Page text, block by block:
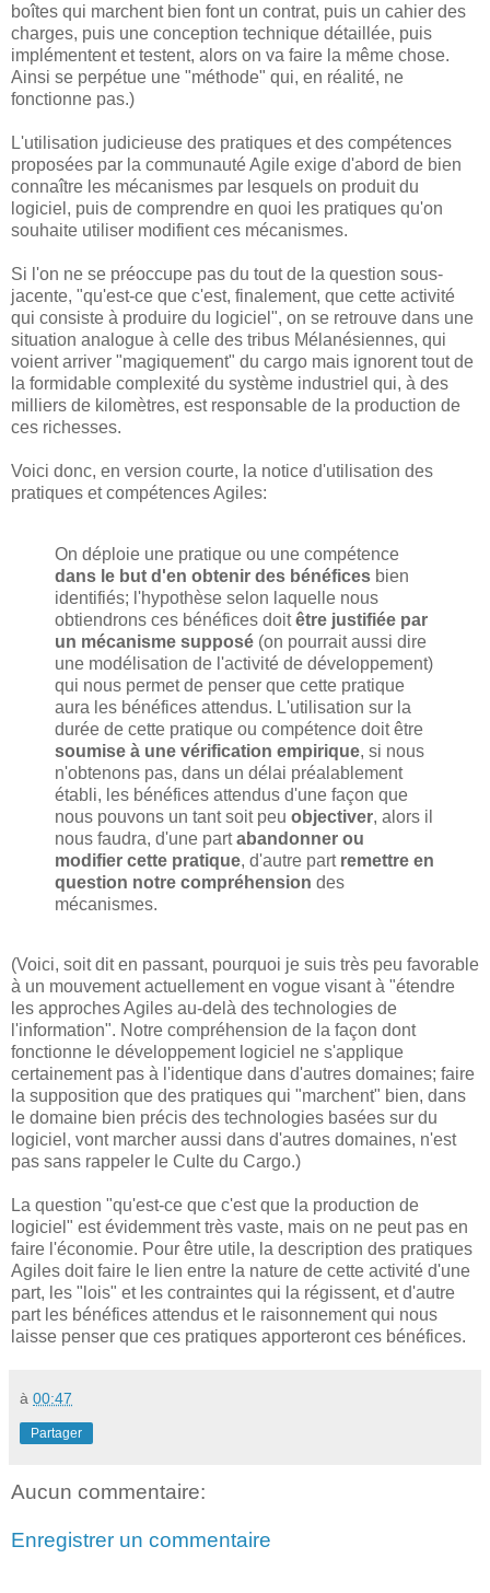
boîtes qui marchent bien font un contrat, puis un cahier des
charges, puis une conception technique détaillée, puis
implémentent et testent, alors on va faire la même chose.
Ainsi se perpétue une "méthode" qui, en réalité, ne
fonctionne pas.)
L'utilisation judicieuse des pratiques et des compétences
proposées par la communauté Agile exige d'abord de bien
connaître les mécanismes par lesquels on produit du
logiciel, puis de comprendre en quoi les pratiques qu'on
souhaite utiliser modifient ces mécanismes.
Si l'on ne se préoccupe pas du tout de la question sous-
jacente, "qu'est-ce que c'est, finalement, que cette activité
qui consiste à produire du logiciel", on se retrouve dans une
situation analogue à celle des tribus Mélanésiennes, qui
voient arriver "magiquement" du cargo mais ignorent tout de
la formidable complexité du système industriel qui, à des
milliers de kilomètres, est responsable de la production de
ces richesses.
Voici donc, en version courte, la notice d'utilisation des
pratiques et compétences Agiles:
On déploie une pratique ou une compétence
dans le but d'en obtenir des bénéfices bien
identifiés; l'hypothèse selon laquelle nous
obtiendrons ces bénéfices doitêtre justifiée par
un mécanisme supposé (on pourrait aussi dire
une modélisation de l'activité de développement)
qui nous permet de penser que cette pratique
aura les bénéfices attendus. L'utilisation sur la
durée de cette pratique ou compétence doit être
soumise à une vérification empirique, si nous
n'obtenons pas, dans un délai préalablement
établi, les bénéfices attendus d'une façon que
nous pouvons un tant soit peu objectiver, alors il
nous faudra, d'une partabandonner ou
modifier cette pratique, d'autre part remettre en
question notre compréhension des
mécanismes.
(Voici, soit dit en passant, pourquoi je suis très peu favorable
à un mouvement actuellement en vogue visant à "étendre
les approches Agiles au-delà des technologies de
l'information". Notre compréhension de la façon dont
fonctionne le développement logiciel ne s'applique
certainement pas à l'identique dans d'autres domaines; faire
la supposition que des pratiques qui "marchent" bien, dans
le domaine bien précis des technologies basées sur du
logiciel, vont marcher aussi dans d'autres domaines, n'est
pas sans rappeler le Culte du Cargo.)
La question "qu'est-ce que c'est que la production de
logiciel" est évidemment très vaste, mais on ne peut pas en
faire l'économie. Pour être utile, la description des pratiques
Agiles doit faire le lien entre la nature de cette activité d'une
part, les "lois" et les contraintes qui la régissent, et d'autre
part les bénéfices attendus et le raisonnement qui nous
laisse penser que ces pratiques apporteront ces bénéfices.
à 00:47
Partager
Aucun commentaire:
Enregistrer un commentaire